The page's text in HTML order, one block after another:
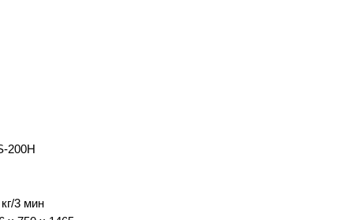
200H
3 мин